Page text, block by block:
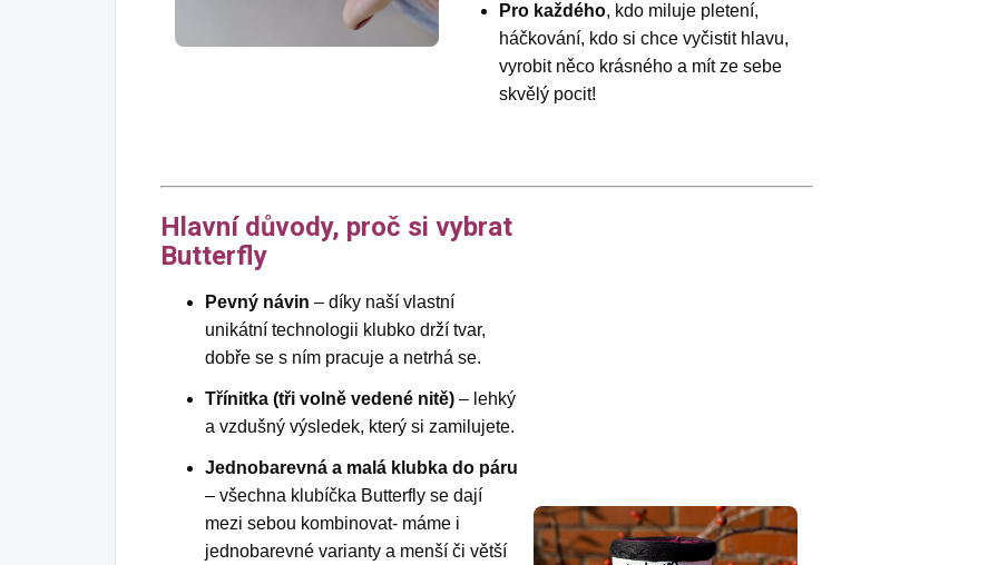
Pro každého, kdo miluje pletení,
háčkování, kdo si chce vyčistit hlavu,
vyrobit něco krásného a mít ze sebe
skvělý pocit!
Hlavní důvody, proč si vybrat
Butterfly
Pevný návin – díky naší vlastní
unikátní technologii klubko drží tvar,
dobře se s ním pracuje a netrhá se.
Třínitka (tři volně vedené nitě) – lehký
a vzdušný výsledek, který si zamilujete.
Jednobarevná a malá klubka do páru
– všechna klubíčka Butterfly se dají
mezi sebou kombinovat- máme i
jednobarevné varianty a menší či větší